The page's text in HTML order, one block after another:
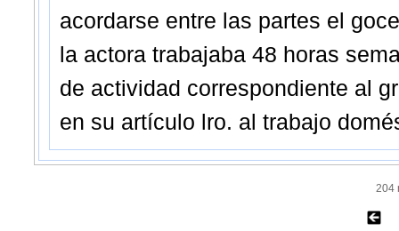
acordarse entre las partes el
la actora trabajaba 48 horas
de actividad correspondiente al
en su artículo lro. al trabajo
204